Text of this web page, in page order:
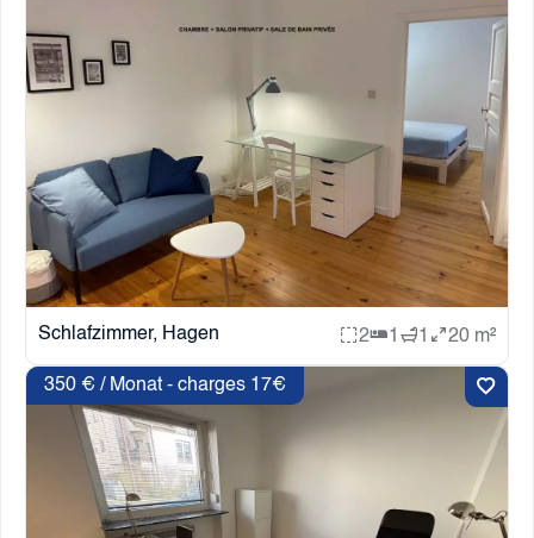
Schlafzimmer, Hagen 2 1 1 20 m²
350 € / Monat - charges 17€